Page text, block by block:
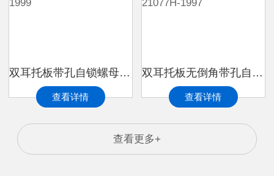
双耳托板带孔自锁螺母 MS 21077HMS 21077H-1999
查看详情
双耳托板无倒角带孔自锁螺母 MS 21077HMS 21077H-1997
查看详情
查看更多+